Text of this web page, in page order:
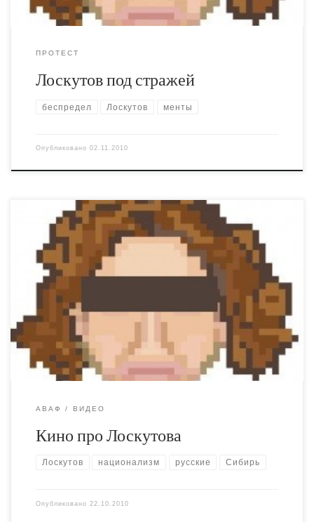
ПРОТЕСТ
Лоскутов под стражей
беспредел Лоскутов менты
Опубликовано 02.11.2010
Арийцы и гипербореи сняли отличный фильм про лицо
неопределённой национальности Лоскутова и прочих
сибиряков. Русский, если ты не хочешь стать таким же
как авторы этого видео, не переписывайся как русский.
Кто запишет себя на переписи русским – тот ариец и
холмогоров. Кстати, а когда в Украине перепись? Пора
АВАФ ВИДЕО
Кино про Лоскутова
Лоскутов национализм русские Сибирь
Опубликовано 22.10.2010